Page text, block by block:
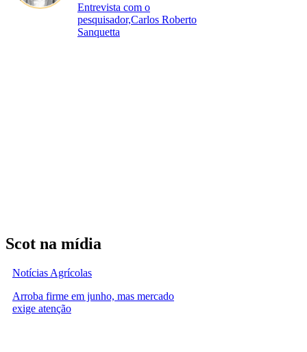
Entrevista com o
pesquisador,Carlos Roberto
Sanquetta
Scot na mídia
Notícias Agrícolas
Arroba firme em junho, mas mercado
exige atenção